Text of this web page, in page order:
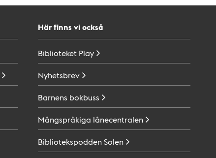
Här finns vi också
Biblioteket Play
Nyhetsbrev
Barnens bokbuss
Mångspråkiga lånecentralen
BibliotekspoddenSolen